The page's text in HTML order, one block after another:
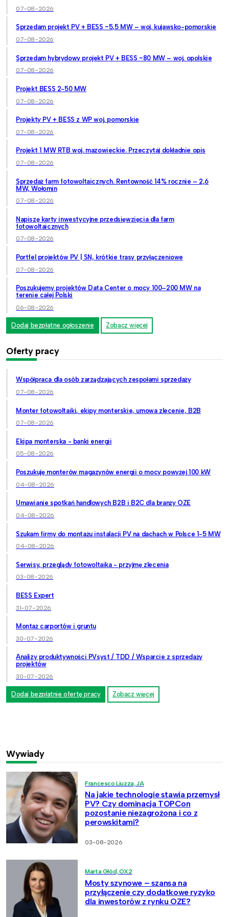
07-08-2026
Sprzedam projekt PV + BESS ~5,5 MW – woj. kujawsko-pomorskie
07-08-2026
Sprzedam hybrydowy projekt PV + BESS ~80 MW – woj. opolskie
07-08-2026
Projekt BESS 2-50 MW
07-08-2026
Projekty PV + BESS z WP woj. pomorskie
07-08-2026
Projekt 1 MW RTB woj. mazowieckie. Przeczytaj dokładnie opis
07-08-2026
Sprzedaż farm fotowoltaicznych. Rentowność 14% rocznie – 2,6
MW, Wołomin
07-08-2026
Napiszę karty inwestycyjne przedsięwzięcia dla farm
fotowoltaicznych
07-08-2026
Portfel projektów PV | SN, krótkie trasy przyłączeniowe
07-08-2026
Poszukujemy projektów Data Center o mocy 100–200 MW na
terenie całej Polski
06-08-2026
Dodaj bezpłatne ogłoszenie Zobacz więcej
Oferty pracy
Współpraca dla osób zarządzających zespołami sprzedaży
07-08-2026
Monter fotowoltaiki, ekipy monterskie, umowa zlecenie, B2B
07-08-2026
Ekipa monterska - banki energii
05-08-2026
Poszukuję monterów magazynów energii o mocy powyżej 100 kW
04-08-2026
Umawianie spotkań handlowych B2B i B2C dla branży OZE
04-08-2026
Szukam firmy do montażu instalacji PV na dachach w Polsce 1-5 MW
04-08-2026
Serwisy, przeglądy fotowoltaika - przyjmę zlecenia
03-08-2026
BESS Expert
31-07-2026
Montaż carportów i gruntu
30-07-2026
Analizy produktywności PVsyst / TDD / Wsparcie z sprzedaży
projektów
30-07-2026
Dodaj bezpłatnie ofertę pracy Zobacz więcej
Wywiady
Francesco Liuzza, JA
Na jakie technologie stawia przemysł
PV? Czy dominacja TOPCon
pozostanie niezagrożona i co z
perowskitami?
03-08-2026
Marta Głód, OX2
Mosty szynowe – szansa na
przyłączenie czy dodatkowe ryzyko
dla inwestorów z rynku OZE?